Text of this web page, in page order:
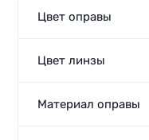
Цвет оправы
Цвет линзы
Материал оправы